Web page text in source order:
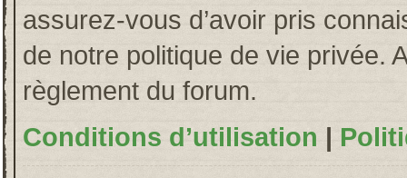
assurez-vous d’avoir pris
de notre politique de vie privée.
règlement du forum.
Conditions d’utilisation |